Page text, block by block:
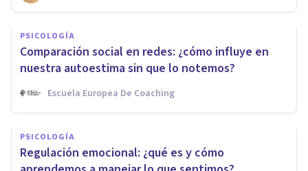
PSICOLOGÍA
Comparación social en redes: ¿cómo influye en
nuestra autoestima sin que lo notemos?
Escuela Europea De Coaching
PSICOLOGÍA
Regulación emocional: ¿qué es y cómo